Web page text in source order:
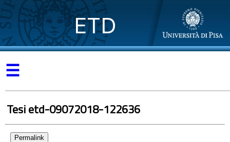
ETD
☰
Tesi etd-09072018-122636
Permalink